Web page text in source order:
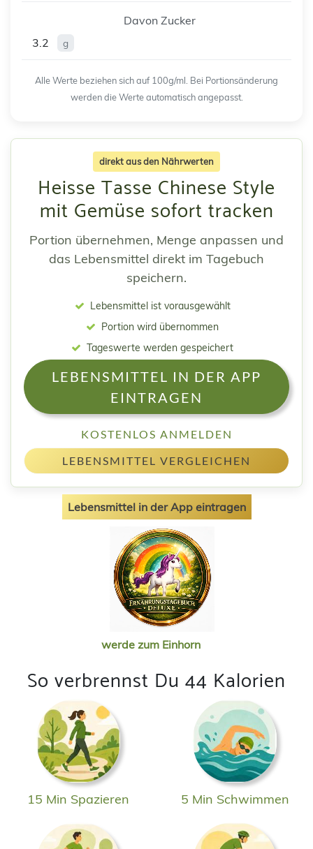
Davon Zucker
3.2
g
Alle Werte beziehen sich auf 100g/ml. Bei Portionsänderung
werden die Werte automatisch angepasst.
direkt aus den Nährwerten
Heisse Tasse Chinese Style
mit Gemüse sofort tracken
Portion übernehmen, Menge anpassen und
das Lebensmittel direkt im Tagebuch
speichern.
Lebensmittel ist vorausgewählt
Portion wird übernommen
Tageswerte werden gespeichert
LEBENSMITTEL IN DER APP
EINTRAGEN
KOSTENLOS ANMELDEN
LEBENSMITTEL VERGLEICHEN
Lebensmittel in der App eintragen
werde zum Einhorn
So verbrennst Du 44 Kalorien
15 Min Spazieren 5 Min Schwimmen